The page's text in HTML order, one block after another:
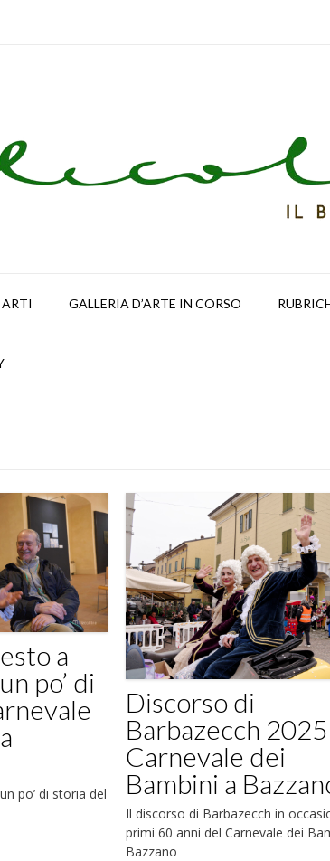
GALLERIA D’ARTE IN CORSO
a
po’ di
po’ di storia del
Discorso di
Barbazecch
Carnevale dei
Bambini a
Il discorso di Barbazecch in
primi 60 anni del Carnevale dei
Bazzano